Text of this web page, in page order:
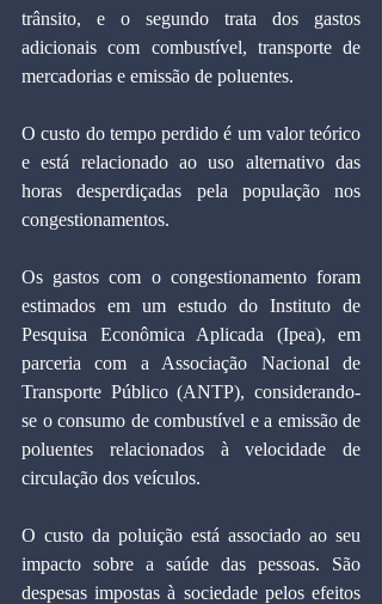
trânsito, e o segundo trata dos gastos
adicionais com combustível, transporte de
mercadorias e emissão de poluentes.
O custo do tempo perdido é um valor teórico
e está relacionado ao uso alternativo das
horas desperdiçadas pela população nos
congestionamentos.
Os gastos com o congestionamento foram
estimados em um estudo do Instituto de
Pesquisa Econômica Aplicada (Ipea), em
parceria com a Associação Nacional de
Transporte Público (ANTP), considerando-
se o consumo de combustível e a emissão de
poluentes relacionados à velocidade de
circulação dos veículos.
O custo da poluição está associado ao seu
impacto sobre a saúde das pessoas. São
despesas impostas à sociedade pelos efeitos